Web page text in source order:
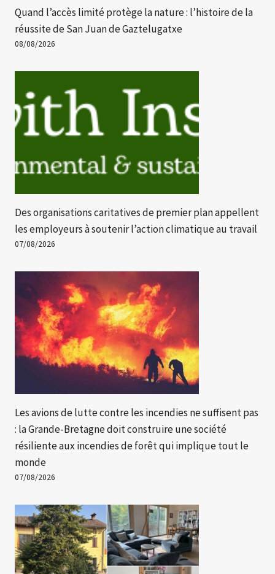
Quand l’accès limité protège la nature : l’histoire de la
réussite de San Juan de Gaztelugatxe
08/08/2026
Des organisations caritatives de premier plan appellent
les employeurs à soutenir l’action climatique au travail
07/08/2026
Les avions de lutte contre les incendies ne suffisent pas
: la Grande-Bretagne doit construire une société
résiliente aux incendies de forêt qui implique tout le
monde
07/08/2026